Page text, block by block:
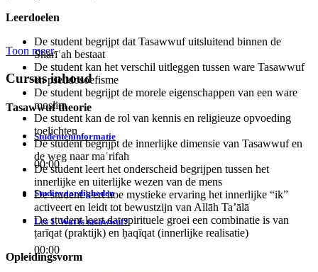
Leerdoelen
De student begrijpt dat Tasawwuf uitsluitend binnen de
Sharīʿah bestaat
De student kan het verschil uitleggen tussen ware Tasawwuf
en pseudosoefisme
De student begrijpt de morele eigenschappen van een ware
moslim
De student kan de rol van kennis en religieuze opvoeding
toelichten
De student begrijpt de innerlijke dimensie van Tasawwuf en
de weg naar maʿrifah
De student leert het onderscheid begrijpen tussen het
innerlijke en uiterlijke wezen van de mens
De student leert hoe mystieke ervaring het innerlijke “ik”
activeert en leidt tot bewustzijn van Allāh Ta’ālā
De student leert dat spirituele groei een combinatie is van
ṭarīqat (praktijk) en ḥaqīqat (innerlijke realisatie)
Opleidingsvorm
Toon meer
Cursus inhoud
Tasawwuf theorie
Studenteninformatie
00:00
Studievaardigheden
Les 1. Wat is tasawwuf?
00:00